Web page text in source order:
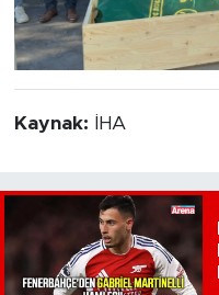
Kaynak: İHA